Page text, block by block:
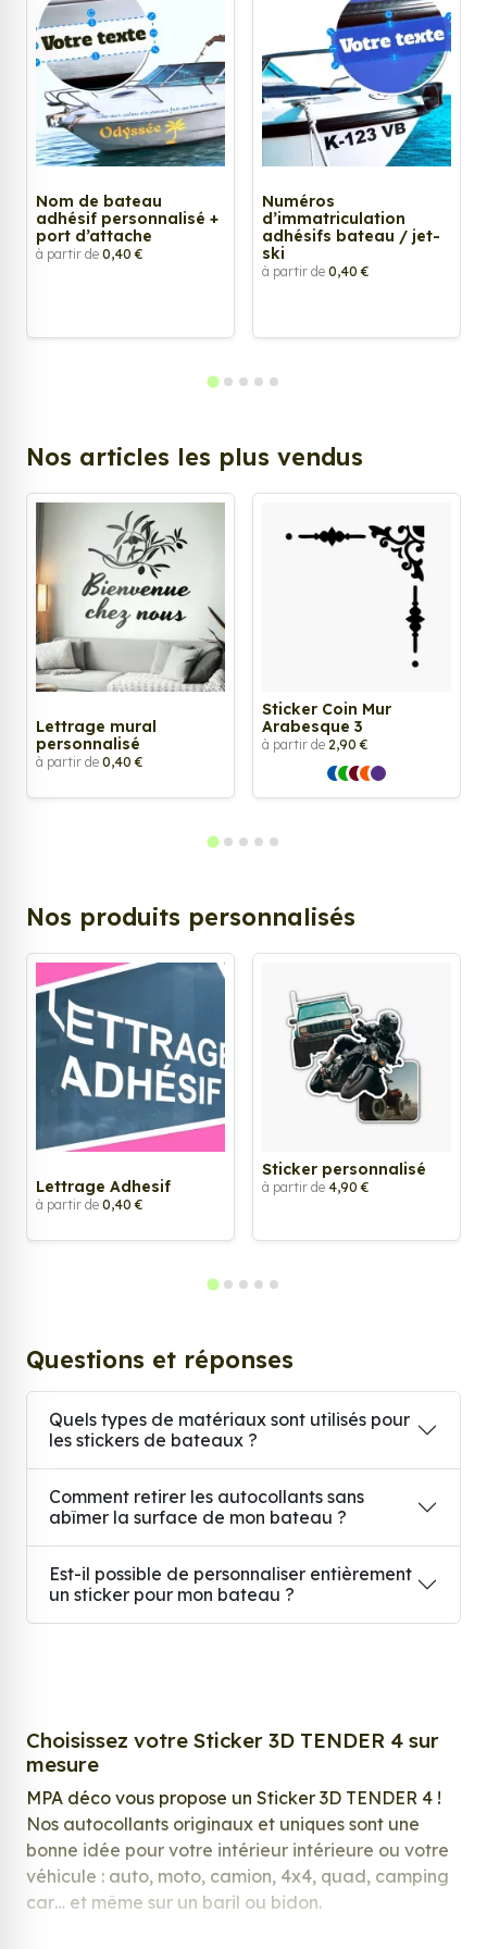
Nom de bateau
adhésif personnalisé +
port d’attache
à partir de 0,40 €
Numéros
d’immatriculation
adhésifs bateau / jet-
ski
à partir de 0,40 €
Nos articles les plus vendus
Lettrage mural
personnalisé
à partir de 0,40 €
Sticker Coin Mur
Arabesque 3
à partir de 2,90 €
Nos produits personnalisés
Lettrage Adhesif
à partir de 0,40 €
Sticker personnalisé
à partir de 4,90 €
Questions et réponses
Quels types de matériaux sont utilisés pour
les stickers de bateaux ?
Comment retirer les autocollants sans
abîmer la surface de mon bateau ?
Est-il possible de personnaliser entièrement
un sticker pour mon bateau ?
Choisissez votre Sticker 3D TENDER 4 sur
mesure
MPA déco vous propose un Sticker 3D TENDER 4 !
Nos autocollants originaux et uniques sont une
bonne idée pour votre intérieur intérieure ou votre
véhicule : auto, moto, camion, 4x4, quad, camping
car… et même sur un baril ou bidon.